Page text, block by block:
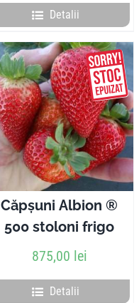
Detalii
Căpșuni Albion ®
500 stoloni frigo
875,00 lei
Detalii